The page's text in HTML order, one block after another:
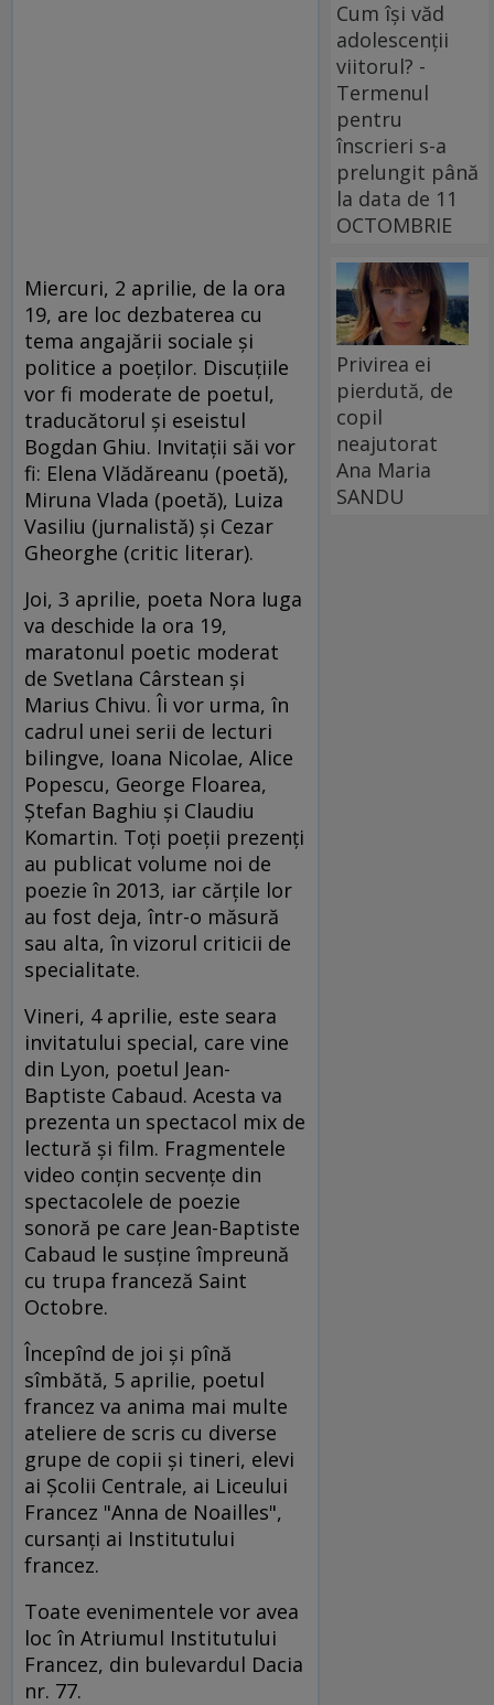
Miercuri, 2 aprilie, de la ora
19, are loc dezbaterea cu
tema angajării sociale și
politice a poeților. Discuțiile
vor fi moderate de poetul,
traducătorul și eseistul
Bogdan Ghiu. Invitații săi vor
fi: Elena Vlădăreanu (poetă),
Miruna Vlada (poetă), Luiza
Vasiliu (jurnalistă) și Cezar
Gheorghe (critic literar).
Joi, 3 aprilie, poeta Nora Iuga
va deschide la ora 19,
maratonul poetic moderat
de Svetlana Cârstean și
Marius Chivu. Îi vor urma, în
cadrul unei serii de lecturi
bilingve, Ioana Nicolae, Alice
Popescu, George Floarea,
Ștefan Baghiu și Claudiu
Komartin. Toți poeții prezenți
au publicat volume noi de
poezie în 2013, iar cărțile lor
au fost deja, într-o măsură
sau alta, în vizorul criticii de
specialitate.
Vineri, 4 aprilie, este seara
invitatului special, care vine
din Lyon, poetul Jean-
Baptiste Cabaud. Acesta va
prezenta un spectacol mix de
lectură și film. Fragmentele
video conțin secvențe din
spectacolele de poezie
sonoră pe care Jean-Baptiste
Cabaud le susține împreună
cu trupa franceză Saint
Octobre.
Începînd de joi și pînă
sîmbătă, 5 aprilie, poetul
francez va anima mai multe
ateliere de scris cu diverse
grupe de copii și tineri, elevi
ai Școlii Centrale, ai Liceului
Francez "Anna de Noailles",
cursanți ai Institutului
francez.
Toate evenimentele vor avea
loc în Atriumul Institutului
Francez, din bulevardul Dacia
nr. 77.
Cum își văd
adolescenții
viitorul? -
Termenul
pentru
înscrieri s-a
prelungit până
la data de 11
OCTOMBRIE
Privirea ei
pierdută, de
copil
neajutorat
Ana Maria
SANDU